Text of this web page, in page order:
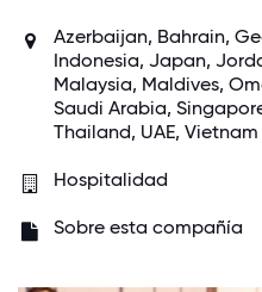
Azerbaijan, Bahrain,
Indonesia, Japan,
Malaysia, Maldives,
Saudi Arabia,
Thailand, UAE, Vietnam
Hospitalidad
Sobre esta compañía